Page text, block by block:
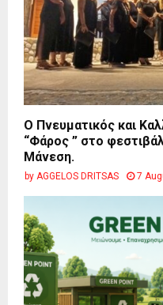
Ο Πνευματικός και
“Φάρος ” στο
Μάνεση.
by AGGELOS DRITSAS 7